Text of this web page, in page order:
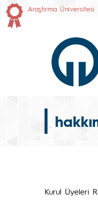
Araştırma Üniversitesi
Kurul Üyeleri